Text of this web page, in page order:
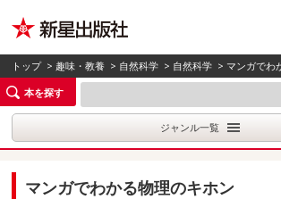
トップ >趣味・教養 > 自然科学 > 自然科学 > マンガでわ
本を探す
ジャンル一覧
マンガでわかる物理のキホン